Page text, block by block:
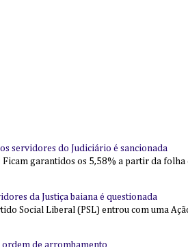
servidores do Judiciário é sancionada
garantidos os 5,58% a partir da
da Justiça baiana é questionada
Social Liberal (PSL) entrou com uma
ordem de arrombamento